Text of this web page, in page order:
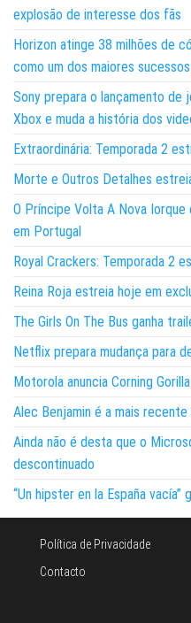
explosão de interesse dos fãs
Horizon atinge 38 milhões de
como um dos maiores
Sony prepara o lançamento de
Xbox e muda a história dos
Extraordinária: Temporada 2
Morte e Outros Detalhes
O Príncipe Volta A Nova
em Portugal
Royal Crackers: Temporada 2
Reina Roja estreia hoje em
The Girls On The Bus ganha
Netflix prepara mudança para
Motorola anuncia Corning
Alec Benjamin é a mais recente
Ainda não é desta que o
descontinuado
“Un hipster en la España
Política de Privacidade
Contacto